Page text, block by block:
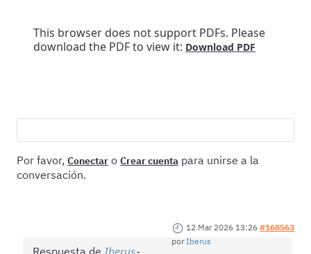
This browser does not support PDFs. Please
download the PDF to view it: Download PDF
Por favor, Conectar o Crear cuenta para unirse a la
conversación.
12 Mar 2026 13:26 #168563
porIberus